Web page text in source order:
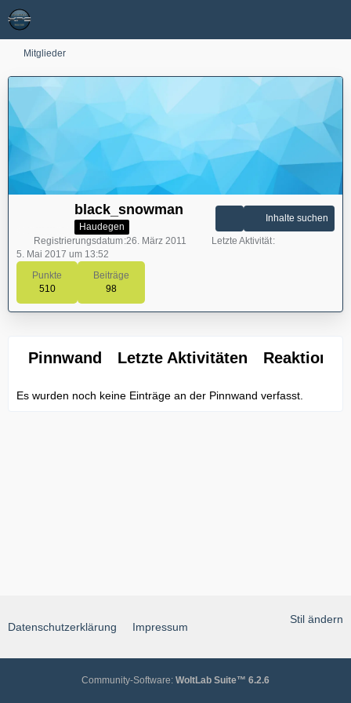
Mitglieder
black_snowman
Haudegen
Punkte
510
Beiträge
98
Inhalte suchen
Registrierungsdatum 26. März 2011
Letzte Aktivität
5. Mai 2017 um 13:52
Pinnwand Letzte Aktivitäten Reaktionen
Es wurden noch keine Einträge an der Pinnwand verfasst.
Stil ändern
Datenschutzerklärung Impressum
Community-Software: WoltLab Suite™ 6.2.6